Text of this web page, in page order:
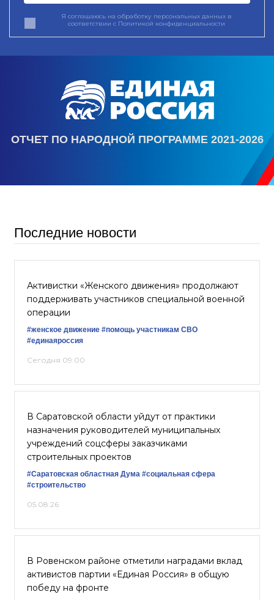
Я соглашаюсь на обработку персональных данных в
соответствии с Политикой конфиденциальности
ОТЧЕТ ПО НАРОДНОЙ ПРОГРАММЕ 2021-2026
Последние новости
Активистки «Женского движения» продолжают
поддерживать участников специальной военной
операции
#женское движение #помощь участникам СВО
#единаяроссия
Сегодня 09:00
В Саратовской области уйдут от практики
назначения руководителей муниципальных
учреждений соцсферы заказчиками
строительных проектов
#Саратовская областная Дума #социальная сфера
#строительство
05.08.26
В Ровенском районе отметили наградами вклад
активистов партии «Единая Россия» в общую
победу на фронте